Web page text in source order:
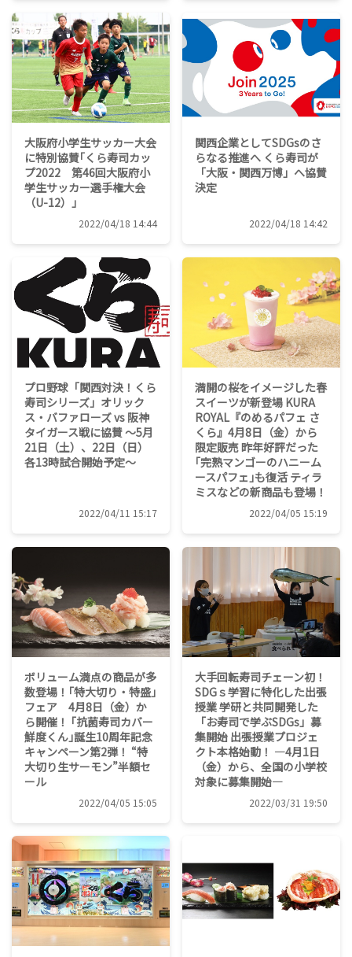
大阪府小学生サッカー大会
に特別協賛｢くら寿司カッ
プ2022 第46回大阪府小
学生サッカー選手権大会
（U-12）｣
2022/04/18 14:44
関西企業としてSDGsのさ
らなる推進へ くら寿司が
「大阪・関西万博」へ協賛
決定
2022/04/18 14:42
プロ野球「関西対決！くら
寿司シリーズ」オリック
ス・バファローズ vs 阪神
タイガース戦に協賛 ～5月
21日（土）、22日（日）
各13時試合開始予定～
2022/04/11 15:17
満開の桜をイメージした春
スイーツが新登場 KURA
ROYAL『のめるパフェ さ
くら』4月8日（金）から
限定販売 昨年好評だった
｢完熟マンゴーのハニーム
ースパフェ｣も復活 ティラ
ミスなどの新商品も登場！
2022/04/05 15:19
ボリューム満点の商品が多
数登場！｢特大切り・特盛｣
フェア 4月8日（金）か
ら開催！ ｢抗菌寿司カバー
鮮度くん｣誕生10周年記念
キャンペーン第2弾！ “特
大切り生サーモン”半額セ
ール
2022/04/05 15:05
大手回転寿司チェーン初！
SDGｓ学習に特化した出張
授業 学研と共同開発した
「お寿司で学ぶSDGs」募
集開始 出張授業プロジェ
クト本格始動！ ―4月1日
（金）から、全国の小学校
対象に募集開始―
2022/03/31 19:50